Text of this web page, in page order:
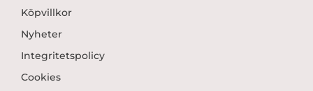
Köpvillkor
Nyheter
Integritetspolicy
Cookies